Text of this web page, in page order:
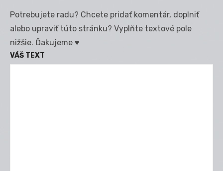
Potrebujete radu? Chcete pridať komentár, doplniť
alebo upraviť túto stránku? Vyplňte textové pole
nižšie. Ďakujeme ♥
VÁŠ TEXT